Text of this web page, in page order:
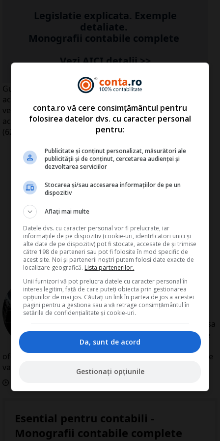
Legislatie explicata. Exemple
detaliate.
Monografii contabile complete
Vezi AICI detalii >>
Guvernul sârb a aprobat, după negocieri cu FMI,
acordarea de ajutoare speciale pensionarilor cu
venituri lunare sub 29.999 de dinari (372 de dolari),
aceştia urmând să încaseze în plus câte 5.000 de dinari
(62 de dolari), transmite Bloomberg.
deRedactia Conta
Redactia Conta este alcatuita din
autori cu experienta dovedita pe
domenii precum contabilitate si
fiscalitate. Colectivul si-a propus sa
creeze continut interesant si bine
documentat pentru cititori. Va
oferim solutii utile pentru orice dilema legislativa cu care
va confruntati.
Esential pentru contabili -
Monografii contabile complete
conta.ro vă cere consimțământul pentru
folosirea datelor dvs. cu caracter personal
pentru:
Publicitate și conținut personalizat, măsurători ale
publicității și de conținut, cercetarea audienței și
dezvoltarea serviciilor
Stocarea și/sau accesarea informațiilor de pe un
dispozitiv
Aflați mai multe
Datele dvs. cu caracter personal vor fi prelucrate, iar
informațiile de pe dispozitiv (cookie-uri, identificatori unici și
alte date de pe dispozitiv) pot fi stocate, accesate de și trimise
către 198 de parteneri sau pot fi folosite în mod specific de
acest site. Noi și partenerii noștri putem folosi date exacte de
localizare geografică. Lista partenerilor.
Unii furnizori vă pot prelucra datele cu caracter personal în
interes legitim, față de care puteți obiecta prin gestionarea
opțiunilor de mai jos. Căutați un link în partea de jos a acestei
pagini pentru a gestiona sau a vă retrage consimțământul în
setările de confidențialitate și cookie-uri.
Da, sunt de acord
Gestionați opțiunile